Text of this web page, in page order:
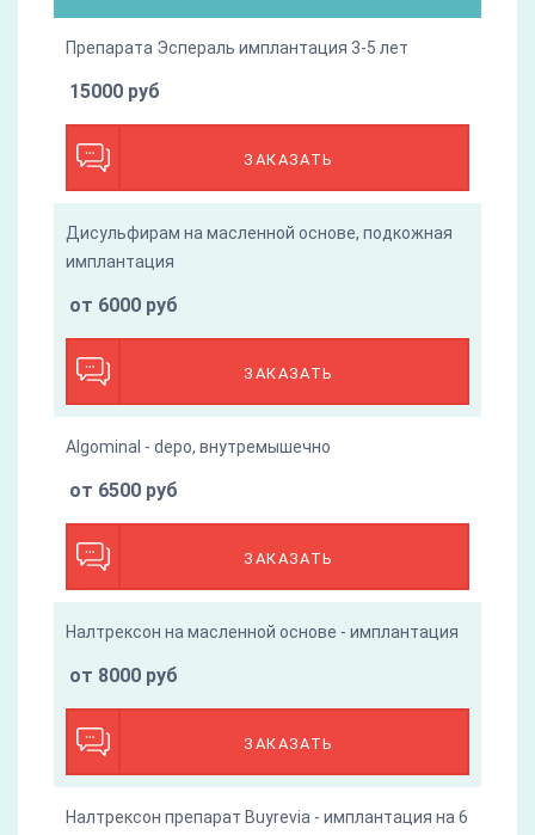
Препарата Эспераль имплантация 3-5 лет
ЗАКАЗАТЬ
15000 руб
Дисульфирам на масленной основе, подкожная
имплантация
ЗАКАЗАТЬ
от 6000 руб
Algominal - depo, внутремышечно
ЗАКАЗАТЬ
от 6500 руб
Налтрексон на масленной основе - имплантация
ЗАКАЗАТЬ
от 8000 руб
Налтрексон препарат Buyrevia - имплантация на 6